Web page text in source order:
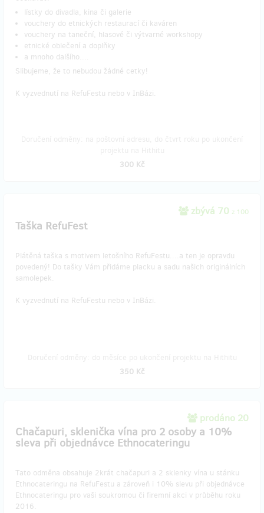
lístky do divadla, kina či galerie
vouchery do etnických restaurací či kaváren
vouchery na taneční, hlasové či výtvarné workshopy
etnické oblečení a doplňky
a mnoho dalšího....
Slibujeme, že to nebudou žádné cetky!
K vyzvednutí na RefuFestu nebo v InBázi.
300 Kč
zbývá 70 z 100
Taška RefuFest
Plátěná taška s motivem letošního RefuFestu....a ten je opravdu
povedený! Do tašky Vám přidáme placku a sadu našich originálních
samolepek.
K vyzvednutí na RefuFestu nebo v InBázi.
350 Kč
prodáno 20
Chačapuri, sklenička vína pro 2 osoby a 10%
sleva při objednávce Ethnocateringu
Tato odměna obsahuje 2krát chačapuri a 2 sklenky vína u stánku
Ethnocateringu na RefuFestu a zároveň i 10% slevu při objednávce
Ethnocateringu pro vaši soukromou či firemní akci v průběhu roku
2016.